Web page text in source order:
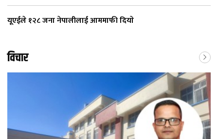
यूएईले १२८ जना नेपालीलाई आममाफी दियाे
विचार